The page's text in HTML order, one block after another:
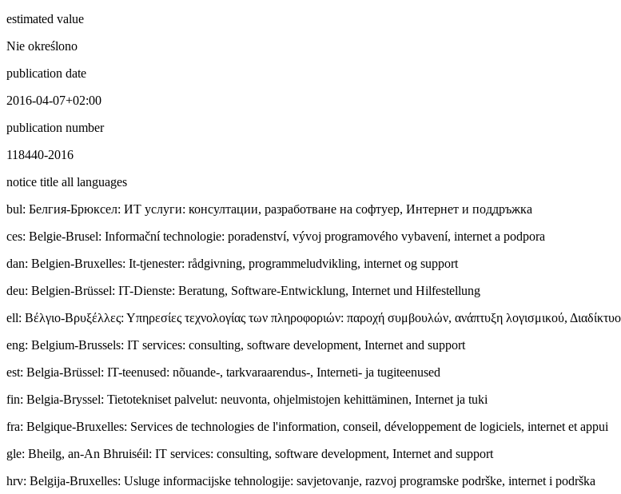
estimated value
Nie określono
publication date
2016-04-07+02:00
publication number
118440-2016
notice title all languages
bul: Бeлгия-Брюксел: ИТ услуги: консултации, разработване на софтуер, Интернет и поддръжка
ces: Belgie-Brusel: Informační technologie: poradenství, vývoj programového vybavení, internet a podpora
dan: Belgien-Bruxelles: It-tjenester: rådgivning, programmeludvikling, internet og support
deu: Belgien-Brüssel: IT-Dienste: Beratung, Software-Entwicklung, Internet und Hilfestellung
ell: Βέλγιο-Βρυξέλλες: Υπηρεσίες τεχνολογίας των πληροφοριών: παροχή συμβουλών, ανάπτυξη λογισμικού,
eng: Belgium-Brussels: IT services: consulting, software development, Internet and support
est: Belgia-Brüssel: IT-teenused: nõuande-, tarkvaraarendus-, Interneti- ja tugiteenused
fin: Belgia-Bryssel: Tietotekniset palvelut: neuvonta, ohjelmistojen kehittäminen, Internet ja tuki
fra: Belgique-Bruxelles: Services de technologies de l'information, conseil, développement de logiciels, internet et appui
gle: Bheilg, an-An Bhruiséil: IT services: consulting, software development, Internet and support
hrv: Belgija-Bruxelles: Usluge informacijske tehnologije: savjetovanje, razvoj programske podrške, internet i podrška